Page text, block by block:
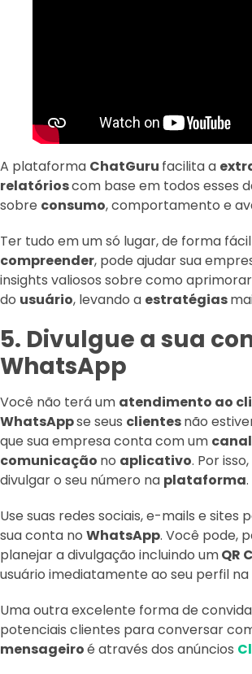
A plataforma ChatGuru facilita a
relatórioscom base em todos esses
sobre consumo, comportamento e
Ter tudo em um só lugar, de forma
compreender, pode ajudar sua
insights valiosos sobre como
do usuário, levando a estratégias
5. Divulgue a sua
WhatsApp
Você não terá um atendimento ao
WhatsAppse seus clientesnão
que sua empresa conta com um canal
comunicação no aplicativo. Por
divulgar o seu número na plataforma.
Use suas redes sociais, e-mails e sites
sua conta no WhatsApp. Você pode,
planejar a divulgação incluindo umQR
usuário imediatamente ao seu perfil na
Uma outra excelente forma de
potenciais clientes para conversar
mensageiroé através dos anúncios